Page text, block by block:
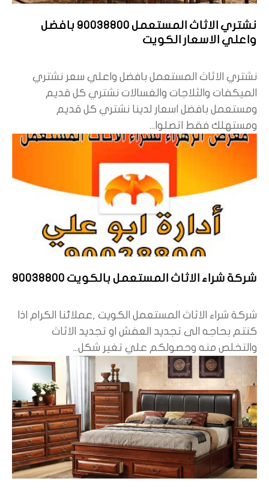
نشتري الاثاث المستعمل 90038800 بافضل
واعلي الاسعار الكويت
نشتري الاثاث المستعمل بافضل واعلي سعر نشتري
الميكفات والثلاجات والغسالات نشتري كل قديم
ومستعمل بافضل اسعار لدينا نشتري كل قديم
ومستهلك فقط اتصلوا...
شركة شراء الاثاث المستعمل بالكويت 90038800
شركة شراء الاثاث المستعمل الكويت ,عملائنا الكرام اذا
كنتم بحاجه الى تجديد العفش او تجديد الاثاث
والتخلص منه وحصولكم علي تغير شكل...